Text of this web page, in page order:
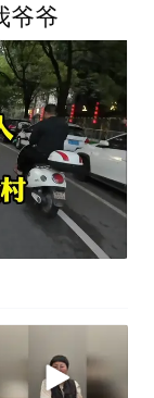
爷爷